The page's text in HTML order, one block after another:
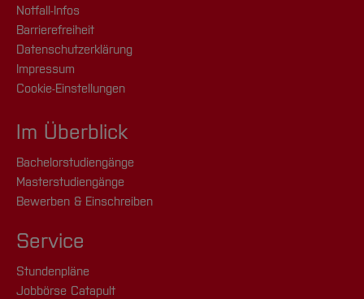
Notfall-Infos
Barrierefreiheit
Datenschutzerklärung
Impressum
Cookie-Einstellungen
Im Überblick
Bachelorstudiengänge
Masterstudiengänge
Bewerben & Einschreiben
Service
Stundenpläne
Jobbörse Catapult